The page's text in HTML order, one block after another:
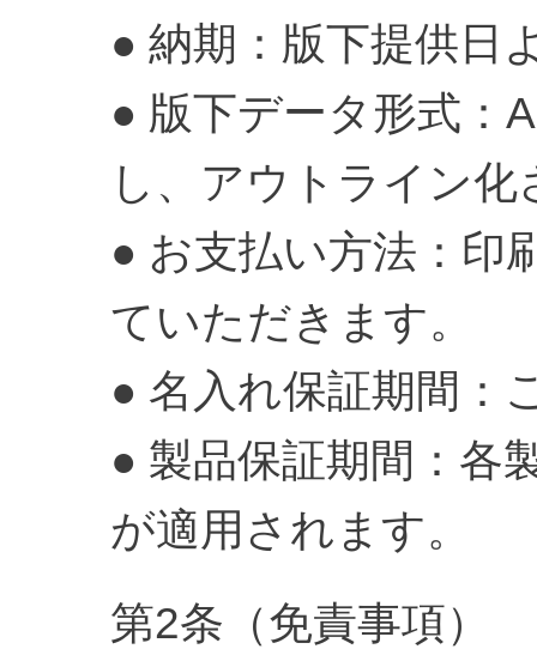
● 納期：版下提供日
● 版下データ形式：
し、アウトライン
● お支払い方法：印
ていただきます。
● 名入れ保証期間：
● 製品保証期間：各
が適用されます。
第2条（免責事項）